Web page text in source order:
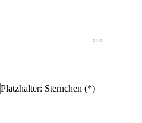
Platzhalter: Sternchen (*)